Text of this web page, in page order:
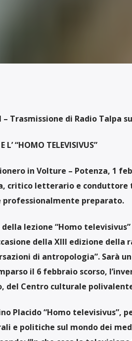
– Trasmissione di Radio Talpa su
L’ “HOMO TELEVISIVUS”
in Volture – Potenza, 1
, critico letterarioe conduttore
professionalmente preparato.
della lezione “Homo
della XIII edizione della
di antropologia”. Sarà
il 6 febbraio scorso,
del Centro culturale
Placido “Homo televisivus”,
e politiche sul mondo dei